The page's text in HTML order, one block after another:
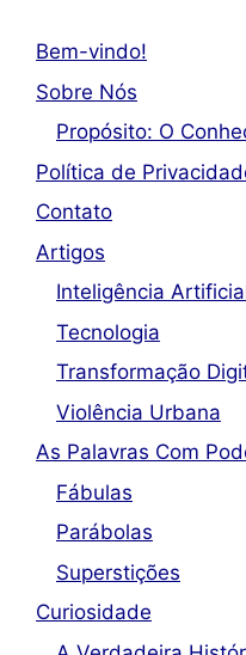
Bem-vindo!
Sobre Nós
Propósito: O
Política de
Contato
Artigos
Inteligência
Tecnologia
Transformação
Violência Urbana
As Palavras Com
Fábulas
Parábolas
Superstições
Curiosidade